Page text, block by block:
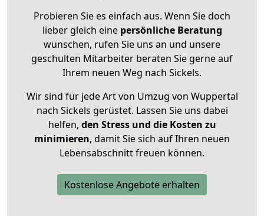
Probieren Sie es einfach aus. Wenn Sie doch
lieber gleich eine persönliche Beratung
wünschen, rufen Sie uns an und unsere
geschulten Mitarbeiter beraten Sie gerne auf
Ihrem neuen Weg nach Sickels.
Wir sind für jede Art von Umzug von Wuppertal
nach Sickels gerüstet. Lassen Sie uns dabei
helfen, den Stress und die Kosten zu
minimieren, damit Sie sich auf Ihren neuen
Lebensabschnitt freuen können.
Kostenlose Angebote erhalten